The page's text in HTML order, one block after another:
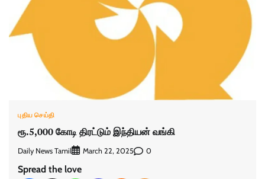
புதிய செய்தி
ரூ.5,000 கோடி திரட்டும் இந்தியன் வங்கி
Daily News Tamil March 22, 2025 0
Spread the love